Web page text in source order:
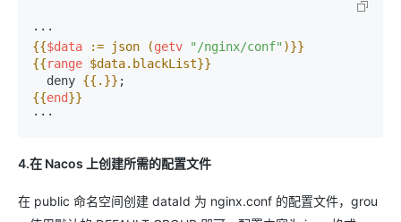
{{$data := json (getv "/nginx/conf" )}}
{{range $data.blackList}}
  deny
{{.}}
{{end}}
···
4.在 Nacos 上创建所需的配置文件
在 public 命名空间创建 dataId 为 nginx.conf 的配置文件，grou